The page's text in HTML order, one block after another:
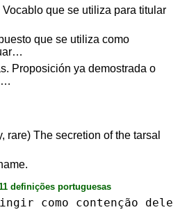
Vocablo que se utiliza para titular
que se utiliza como
Proposición ya demostrada o
rare) The secretion of the tarsal
definições portuguesas
como contenção
dele